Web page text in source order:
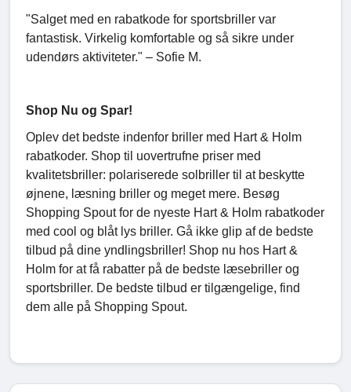
"Salget med en rabatkode for sportsbriller var
fantastisk. Virkelig komfortable og så sikre under
udendørs aktiviteter." – Sofie M.
Shop Nu og Spar!
Oplev det bedste indenfor briller med Hart & Holm
rabatkoder. Shop til uovertrufne priser med
kvalitetsbriller: polariserede solbriller til at beskytte
øjnene, læsning briller og meget mere. Besøg
Shopping Spout for de nyeste Hart & Holm rabatkoder
med cool og blåt lys briller. Gå ikke glip af de bedste
tilbud på dine yndlingsbriller! Shop nu hos Hart &
Holm for at få rabatter på de bedste læsebriller og
sportsbriller. De bedste tilbud er tilgængelige, find
dem alle på Shopping Spout.